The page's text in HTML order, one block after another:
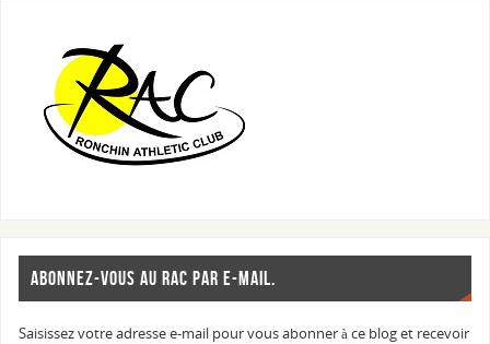
ABONNEZ-VOUS AU RAC PAR E-MAIL.
Saisissez votre adresse e-mail pour vous abonner à ce blog et recevoir